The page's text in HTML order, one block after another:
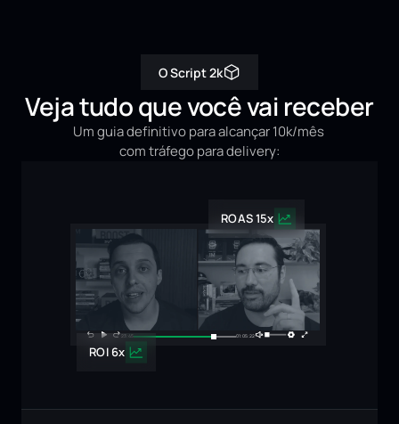
O Script 2k
Veja tudo que você vai receber
Um guia definitivo para alcançar 10k/mês
com tráfego para delivery:
23:45 01:05:22
ROAS 15x
ROI 6x